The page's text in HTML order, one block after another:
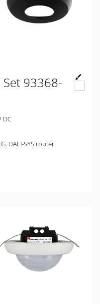
Set 93368-
DC
B.E.G. DALI-SYS router